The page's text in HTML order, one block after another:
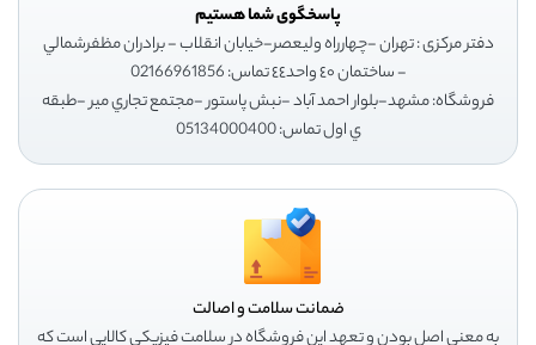
پاسخگوی شما هستیم
دفتر مرکزی : تهران -چهارراه وليعصر-خيابان انقلاب - برادران مظفرشمالي
- ساختمان ٤٠ واحد٤٤ تماس: 02166961856
فروشگاه: مشهد-بلوار احمد آباد -نبش پاستور -مجتمع تجاري مير -طبقه
ي اول تماس: 05134000400
ضمانت سلامت و اصالت
به معنی اصل بودن و تعهد این فروشگاه در سلامت فیزیکی کالایی است که